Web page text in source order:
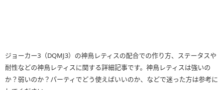
ジョーカー3（DQMJ3）の神鳥レティスの配合での作り方、ステータスや
耐性などの神鳥レティスに関する詳細記事です。神鳥レティスは強いの
か？弱いのか？パーティでどう使えばいいのか、などで迷った方は参考に